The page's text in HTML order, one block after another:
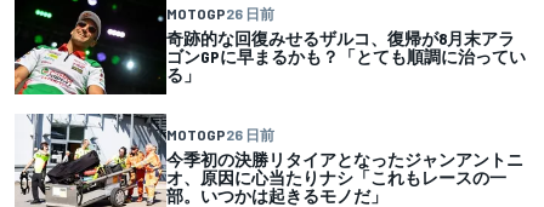
MOTOGP26 日前
奇跡的な回復みせるザルコ、復帰が8月末アラ
ゴンGPに早まるかも？「とても順調に治ってい
る」
MOTOGP26 日前
今季初の決勝リタイアとなったジャンアントニ
オ、原因に心当たりナシ「これもレースの一
部。いつかは起きるモノだ」